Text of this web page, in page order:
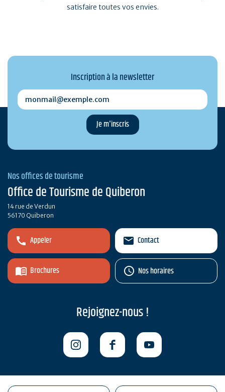
satisfaire toutes vos envies.
Inscription à la newsletter
monmail@exemple.com
Nos offices de tourisme
Office de Tourisme de Quiberon
14 rue de Verdun
56170 Quiberon
Appeler
Brochures
Contact
Nos horaires
Rejoignez-nous !